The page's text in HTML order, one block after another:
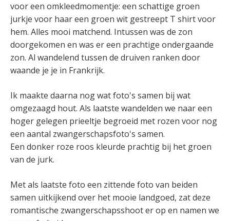
voor een omkleedmomentje: een schattige groen
jurkje voor haar een groen wit gestreept T shirt voor
hem. Alles mooi matchend. Intussen was de zon
doorgekomen en was er een prachtige ondergaande
zon. Al wandelend tussen de druiven ranken door
waande je je in Frankrijk.
Ik maakte daarna nog wat foto's samen bij wat
omgezaagd hout. Als laatste wandelden we naar een
hoger gelegen prieeltje begroeid met rozen voor nog
een aantal zwangerschapsfoto's samen.
Een donker roze roos kleurde prachtig bij het groen
van de jurk.
Met als laatste foto een zittende foto van beiden
samen uitkijkend over het mooie landgoed, zat deze
romantische zwangerschapsshoot er op en namen we